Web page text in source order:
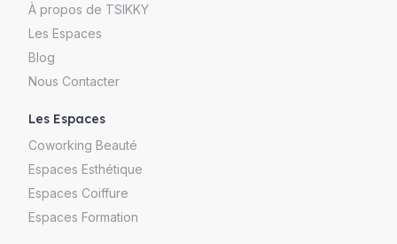
À propos de TSIKKY
Les Espaces
Blog
Nous Contacter
Les Espaces
Coworking Beauté
Espaces Esthétique
Espaces Coiffure
Espaces Formation